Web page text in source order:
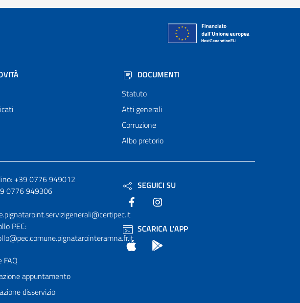
DOCUMENTI
Statuto
Atti generali
Corruzione
Albo pretorio
utili
+39 0776 949012
0776 949306
PEC:
FAQ
appuntamento
disservizio
SEGUICI SU
Facebook
SCARICA L'APP
App Store